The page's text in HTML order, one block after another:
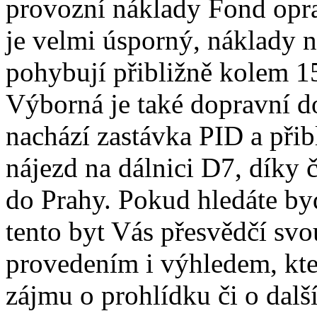
provozní náklady Fond
je velmi úsporný, náklady
pohybují přibližně kolem
Výborná je také dopravní
nachází zastávka PID a
nájezd na dálnici D7, díky
do Prahy. Pokud hledáte
tento byt Vás přesvědčí
provedením i výhledem,
zájmu o prohlídku či o